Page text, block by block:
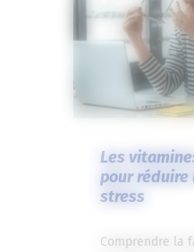
Les
pour
stress
Comprendre la